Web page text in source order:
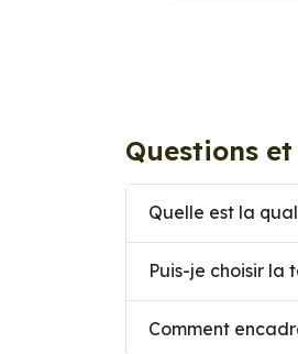
Questions
Quelle est la
Puis-je choisir la
Comment